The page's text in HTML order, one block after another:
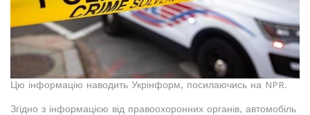
Цю інформацію наводить Укрінформ, посилаючись на NPR.
Згідно з інформацією від правоохоронних органів, автомобіль